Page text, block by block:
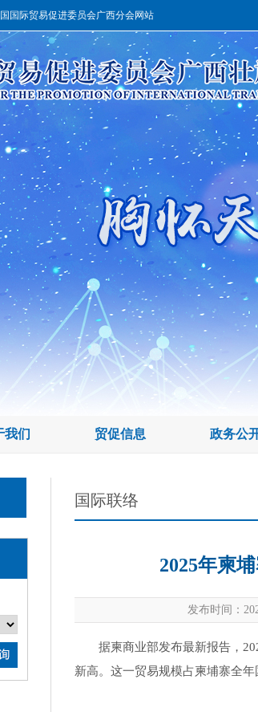
国际贸易促进委员会广西分会网站
我们 贸促信息 政务公
国际联络
2025年柬
发布时间：
据柬商业部发布最新报告，
新高。这一贸易规模占柬埔寨全年